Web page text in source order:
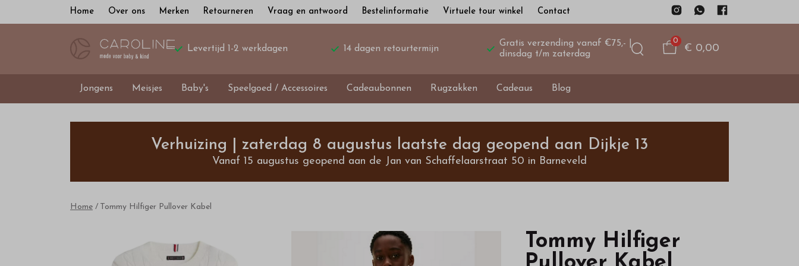
Home Over ons Merken Retourneren Vraag en antwoord Bestelinformatie Virtuele tour winkel Contact
Levertijd 1-2 werkdagen 14 dagen retourtermijn
Gratis verzending vanaf €75,- |
dinsdag t/m zaterdag
0
€ 0,00
Jongens Meisjes Baby's Speelgoed / Accessoires Cadeaubonnen Rugzakken Cadeaus Blog
Tommy
Pullover
Kabel
Verhuizing | zaterdag 8 augustus laatste dag geopend aan Dijkje 13
Vanaf 15 augustus geopend aan de Jan van Schaffelaarstraat 50 in Barneveld
Home Tommy Hilfiger Pullover Kabel
Tommy Hilfiger